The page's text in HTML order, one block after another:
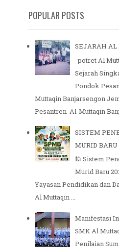
POPULAR POSTS
SEJARAH AL
potret Al
Sejarah
Pondok
Muttaqin Banjarsengon
Pesantren Al-Muttaqin
SISTEM
MURID BARU
🕌 Sistem
Murid Baru
Yayasan Pendidikan dan
Al Muttaqin ...
Manifestasi
SMK Al
Penilaian